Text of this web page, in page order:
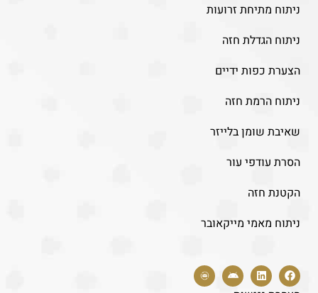
ניתוח מתיחת זרועות
ניתוח הגדלת חזה
הצערת כפות ידיים
ניתוח הרמת חזה
שאיבת שומן בלייזר
הסרת עודפי עור
הקטנת חזה
ניתוח מאמי מייקאובר